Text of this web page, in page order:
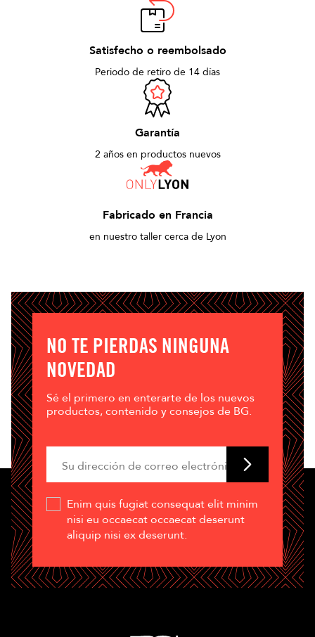
Satisfecho o reembolsado
Periodo de retiro de 14 días
Garantía
2 años en productos nuevos
Fabricado en Francia
en nuestro taller cerca de Lyon
NO TE PIERDAS NINGUNA
NOVEDAD
Sé el primero en enterarte de los nuevos
productos, contenido y consejos de BG.
Enim quis fugiat consequat elit minim
nisi eu occaecat occaecat deserunt
aliquip nisi ex deserunt.